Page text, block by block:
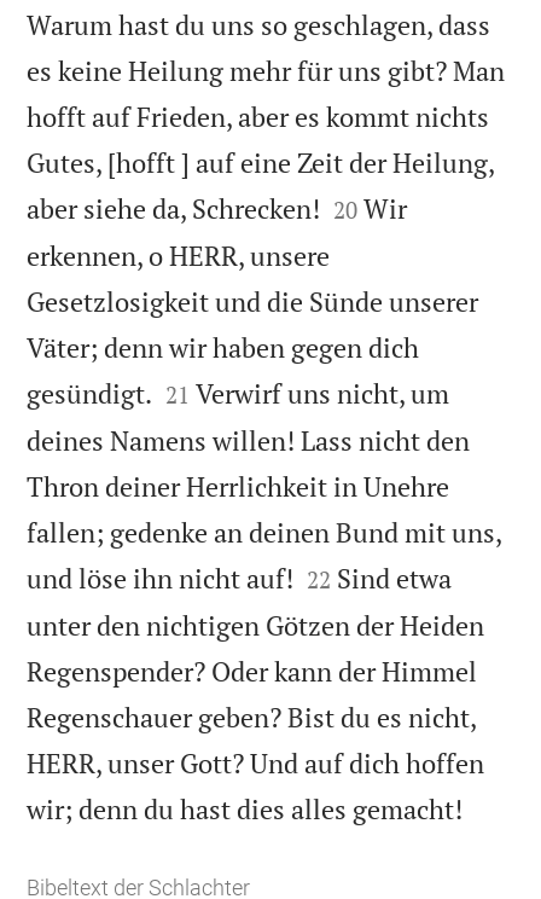
Warum hast du uns so geschlagen, dass
es keine Heilung mehr für uns gibt? Man
hofft auf Frieden, aber es kommt nichts
Gutes, [hofft ] auf eine Zeit der Heilung,
aber siehe da, Schrecken! 

20 Wir
erkennen, o HERR, unsere
Gesetzlosigkeit und die Sünde unserer
Väter; denn wir haben gegen dich
gesündigt. 

21 Verwirf uns nicht, um
deines Namens willen! Lass nicht den
Thron deiner Herrlichkeit in Unehre
fallen; gedenke an deinen Bund mit uns,
und löse ihn nicht auf! 

22 Sind etwa
unter den nichtigen Götzen der Heiden
Regenspender? Oder kann der Himmel
Regenschauer geben? Bist du es nicht,
HERR, unser Gott? Und auf dich hoffen
wir; denn du hast dies alles gemacht!
Bibeltext der Schlachter